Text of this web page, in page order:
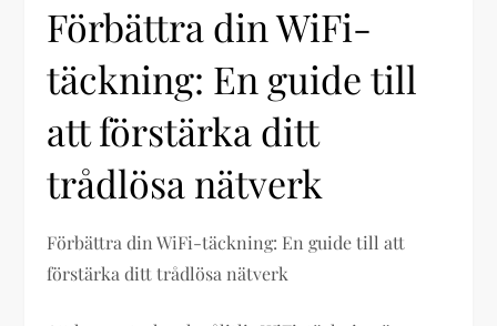
Förbättra din WiFi-
täckning: En guide till
att förstärka ditt
trådlösa nätverk
Förbättra din WiFi-täckning: En guide till att
förstärka ditt trådlösa nätverk